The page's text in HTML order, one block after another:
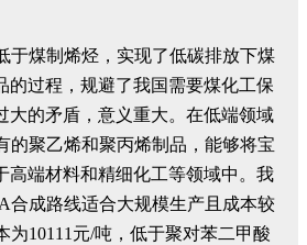
于煤制烯烃，实现了低碳排放下煤
的过程，规避了我国需要煤化工保
大的矛盾，意义重大。在低端领域
的聚乙烯和聚丙烯制品，能够将宝
高端材料和精细化工等领域中。我
合成路线适合大规模生产且成本较
为10111元/吨，低于聚对苯二甲酸